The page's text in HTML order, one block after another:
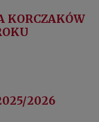
KORCZAKÓW
2026